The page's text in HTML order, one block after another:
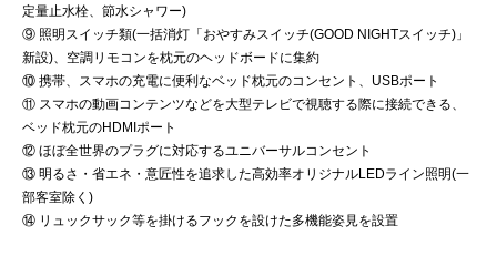
定量止水栓、節水シャワー)
⑨ 照明スイッチ類(一括消灯「おやすみスイッチ(GOOD NIGHTスイッチ)」
新設)、空調リモコンを枕元のヘッドボードに集約
⑩ 携帯、スマホの充電に便利なベッド枕元のコンセント、USBポート
⑪ スマホの動画コンテンツなどを大型テレビで視聴する際に接続できる、
ベッド枕元のHDMIポート
⑫ ほぼ全世界のプラグに対応するユニバーサルコンセント
⑬ 明るさ・省エネ・意匠性を追求した高効率オリジナルLEDライン照明(一
部客室除く)
⑭ リュックサック等を掛けるフックを設けた多機能姿見を設置